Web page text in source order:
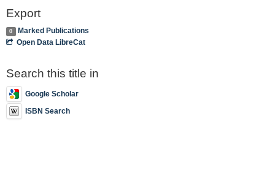
Export
0
Marked Publications
Open Data LibreCat
Search this title in
Google Scholar
ISBN Search